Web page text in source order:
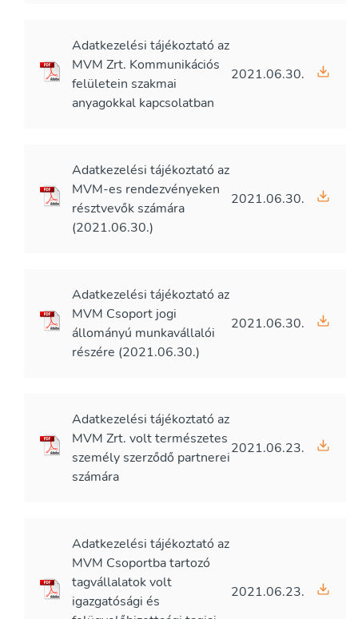
Adatkezelési tájékoztató az
MVM Zrt. Kommunikációs
felületein szakmai
anyagokkal kapcsolatban
2021.06.30.
Adatkezelési tájékoztató az
MVM-es rendezvényeken
résztvevők számára
(2021.06.30.)
2021.06.30.
Adatkezelési tájékoztató az
MVM Csoport jogi
állományú munkavállalói
részére (2021.06.30.)
2021.06.30.
Adatkezelési tájékoztató az
MVM Zrt. volt természetes
személy szerződő partnerei
számára
2021.06.23.
Adatkezelési tájékoztató az
MVM Csoportba tartozó
tagvállalatok volt
igazgatósági és
2021.06.23.